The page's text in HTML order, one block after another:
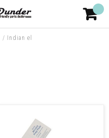
/ Indian el